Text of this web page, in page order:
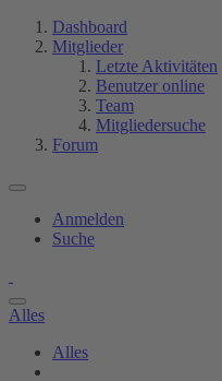
Dashboard
Mitglieder
Letzte Aktivitäten
Benutzer online
Team
Mitgliedersuche
Forum
Anmelden
Suche
Alles
Alles